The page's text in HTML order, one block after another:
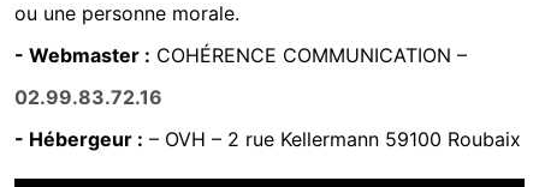
ou une personne morale.
- Webmaster : COHÉRENCE COMMUNICATION –
02.99.83.72.16
- Hébergeur : – OVH – 2 rue Kellermann 59100 Roubaix